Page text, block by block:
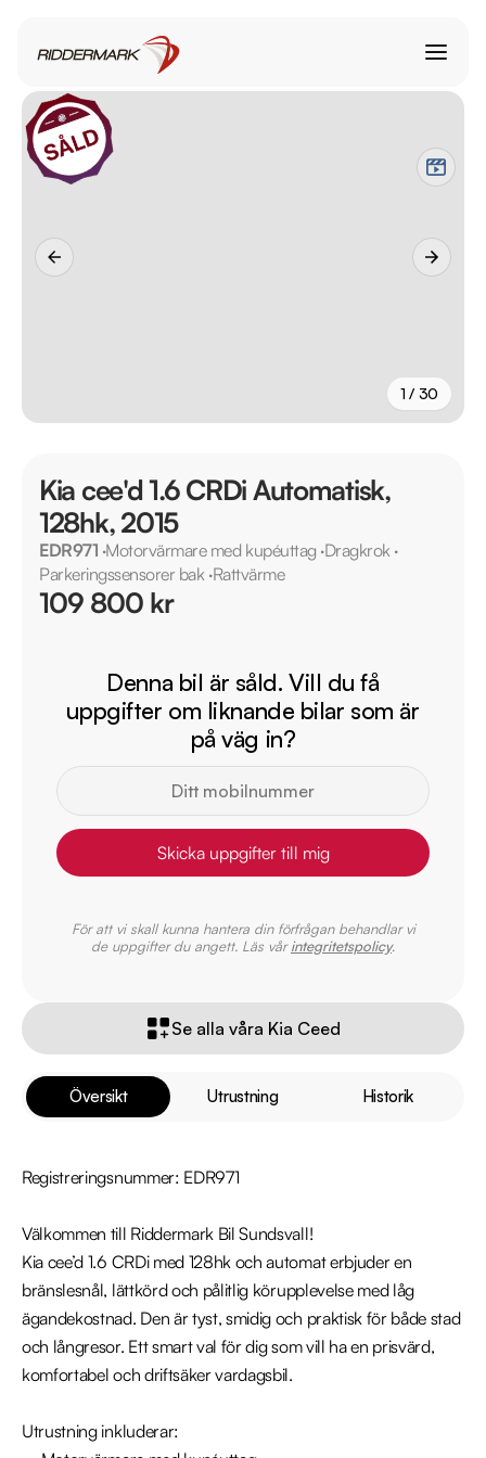
1 / 30
Översikt Utrustning Historik
Registreringsnummer: EDR971
Välkommen till Riddermark Bil Sundsvall!
Kia cee’d 1.6 CRDi med 128hk och automat erbjuder en
bränslesnål, lättkörd och pålitlig körupplevelse med låg
ägandekostnad. Den är tyst, smidig och praktisk för både stad
och långresor. Ett smart val för dig som vill ha en prisvärd,
komfortabel och driftsäker vardagsbil.
Utrustning inkluderar:
Kia cee'd 1.6 CRDi Automatisk,
128hk, 2015
EDR971 ·Motorvärmare med kupéuttag ·Dragkrok·
Parkeringssensorer bak·Rattvärme
109 800 kr
Denna bil är såld. Vill du få
uppgifter om liknande bilar som är
på väg in?
Skicka uppgifter till mig
För att vi skall kunna hantera din förfrågan behandlar vi
de uppgifter du angett. Läs vårintegritetspolicy.
Se alla våra Kia Ceed